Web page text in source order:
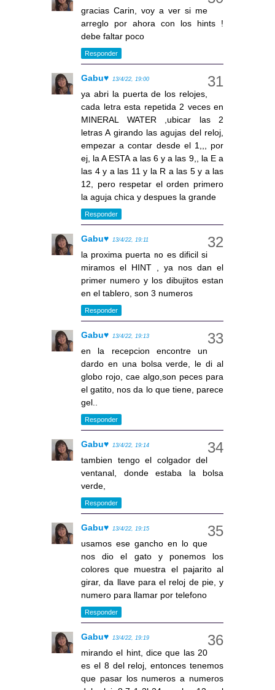
gracias Carin, voy a ver si me
arreglo por ahora con los hints !
debe faltar poco
Responder
Gabu♥ 13/4/22, 19:00
ya abri la puerta de los relojes,
cada letra esta repetida 2 veces en
MINERAL WATER ,ubicar las 2
letras A girando las agujas del reloj,
empezar a contar desde el 1,,, por
ej, la A ESTA a las 6 y a las 9,, la E a
las 4 y a las 11 y la R a las 5 y a las
12, pero respetar el orden primero
la aguja chica y despues la grande
Responder
Gabu♥ 13/4/22, 19:11
la proxima puerta no es dificil si
miramos el HINT , ya nos dan el
primer numero y los dibujitos estan
en el tablero, son 3 numeros
Responder
Gabu♥ 13/4/22, 19:13
en la recepcion encontre un
dardo en una bolsa verde, le di al
globo rojo, cae algo,son peces para
el gatito, nos da lo que tiene, parece
gel..
Responder
Gabu♥ 13/4/22, 19:14
tambien tengo el colgador del
ventanal, donde estaba la bolsa
verde,
Responder
Gabu♥ 13/4/22, 19:15
usamos ese gancho en lo que
nos dio el gato y ponemos los
colores que muestra el pajarito al
girar, da llave para el reloj de pie, y
numero para llamar por telefono
Responder
Gabu♥ 13/4/22, 19:19
mirando el hint, dice que las 20
es el 8 del reloj, entonces tenemos
que pasar los numeros a numeros